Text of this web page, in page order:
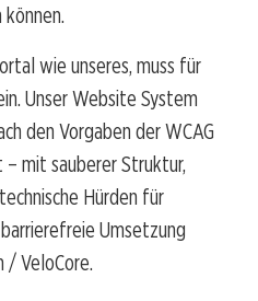
wie unseres, muss für
Unser Website System
den Vorgaben der WCAG
mit sauberer Struktur,
Hürden für
Umsetzung
VeloCore.